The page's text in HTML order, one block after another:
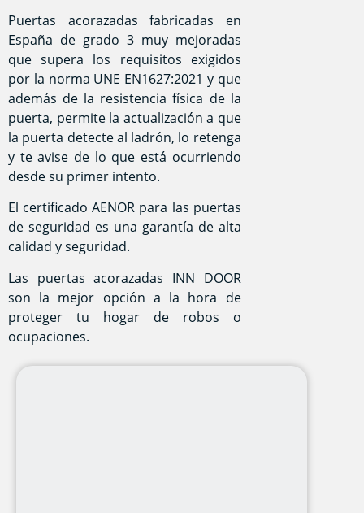
Puertas acorazadas fabricadas en
España de grado 3 muy mejoradas
que supera los requisitos exigidos
por la norma UNE EN1627:2021 y que
además de la resistencia física de la
puerta, permite la actualización a que
la puerta detecte al ladrón, lo retenga
y te avise de lo que está ocurriendo
desde su primer intento.
El certificado AENOR para las puertas
de seguridad es una garantía de alta
calidad y seguridad.
Las puertas acorazadas INN DOOR
son la mejor opción a la hora de
proteger tu hogar de robos o
ocupaciones.